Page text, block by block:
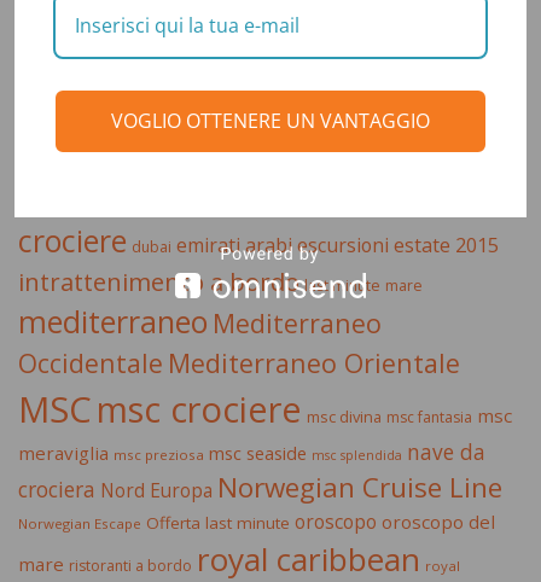
Tag Cloud
allure of the seas astrologia caraibicelebrity cruises
costa crocierecrociera
ai caraibicrociera di lussocrociera
crociere dubai emirati arabiescursioni estate 2015
intrattenimento a bordo last minute mare
mediterraneo Mediterraneo
Occidentale Mediterraneo Orientale
MSCmsc crociere msc divina msc fantasia msc
meraviglia msc preziosa msc seaside msc splendida nave da
crociera Nord Europa Norwegian Cruise Line
Norwegian Escape Offerta last minute oroscopo oroscopo del
mare ristoranti a bordo royal caribbean royal
VOGLIO OTTENERE UN VANTAGGIO